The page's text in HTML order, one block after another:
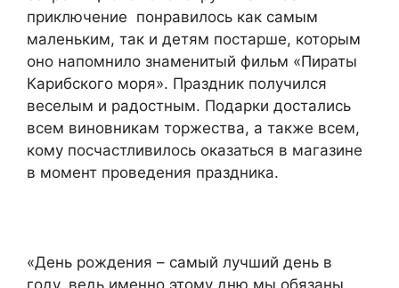
приключение понравилось как самым
маленьким, так и детям постарше, которым
оно напомнило знаменитый фильм «Пираты
Карибского моря». Праздник получился
веселым и радостным. Подарки достались
всем виновникам торжества, а также всем,
кому посчастливилось оказаться в магазине
в момент проведения праздника.
«День рождения – самый лучший день в
году, ведь именно этому дню мы обязаны